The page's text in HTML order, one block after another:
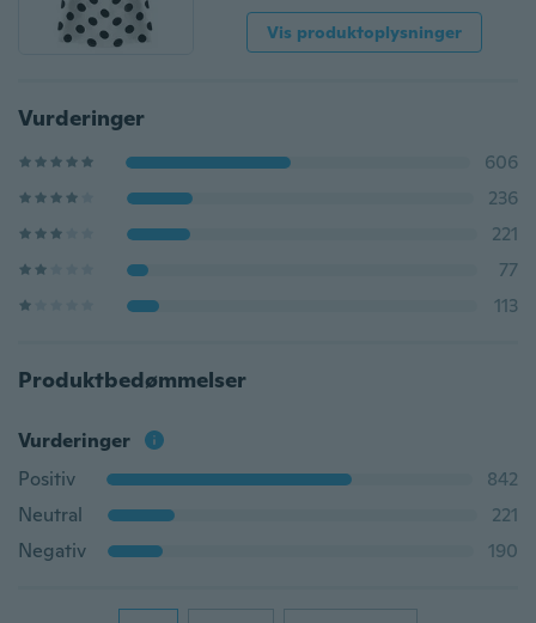
Vis produktoplysninger
Vurderinger
606
236
221
77
113
Produktbedømmelser
Vurderinger
Positiv
842
Neutral
221
Negativ
190